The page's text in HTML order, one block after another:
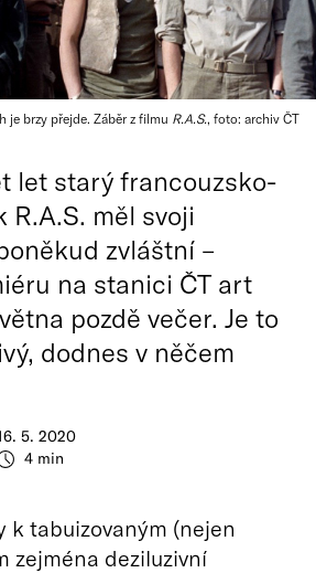
je brzy přejde. Záběr z filmu R.A.S., foto: archiv ČT
5. 2020
4 min
let starý francouzsko-
R.A.S. měl svoji
zvláštní –
na stanici ČT art
pozdě večer. Je to
dodnes v něčem
k tabuizovaným (nejen
zejména deziluzivní